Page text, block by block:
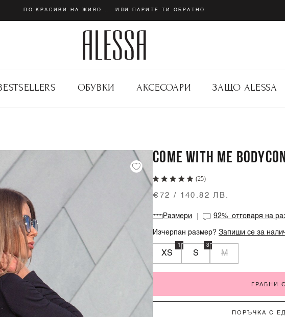
ПО-КРАСИВИ НА ЖИВО ... ИЛИ ПАРИТЕ ТИ ОБРАТНО
ОБУВКИ АКСЕСОАРИ ЗАЩО ALESSA
COME WITH ME
(25)
€72 / 140.82 ЛВ.
Размери 92%отговаря на
Изчерпан размер?Запиши се за
XS
1
S
3
M
ГРАБНИ
ПОРЪЧКА С